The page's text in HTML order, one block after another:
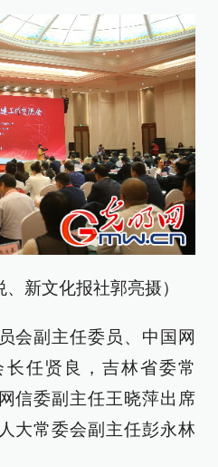
、新文化报社郭亮摄）
会副主任委员、中国网
任贤良，吉林省委常
信委副主任王晓萍出席
大常委会副主任彭永林